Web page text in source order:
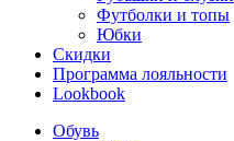
Футболки и топы
Юбки
Скидки
Программа лояльности
Lookbook
Обувь